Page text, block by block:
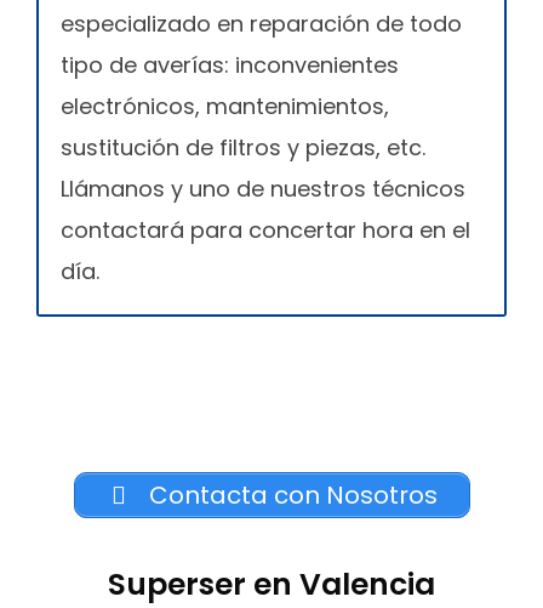
especializado en reparación de todo
tipo de averías: inconvenientes
electrónicos, mantenimientos,
sustitución de filtros y piezas, etc.
Llámanos y uno de nuestros técnicos
contactará para concertar hora en el
día.
Contacta con Nosotros
Superser en Valencia